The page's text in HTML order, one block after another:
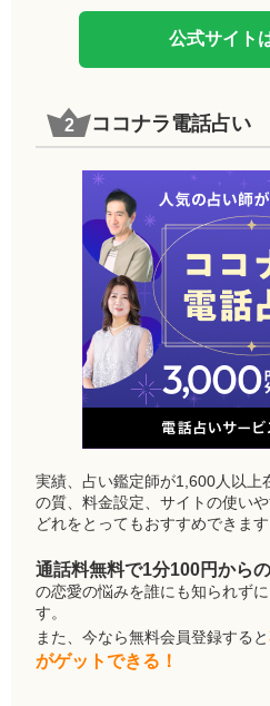
公式サイト
ココナラ電話占い
実績、占い鑑定師が1,600人以上
の質、料金設定、サイトの使い
どれをとってもおすすめできます
通話料無料で1分100円から
の恋愛の悩みを誰にも知られず
す。
また、今なら無料会員登録すると
がゲットできる！